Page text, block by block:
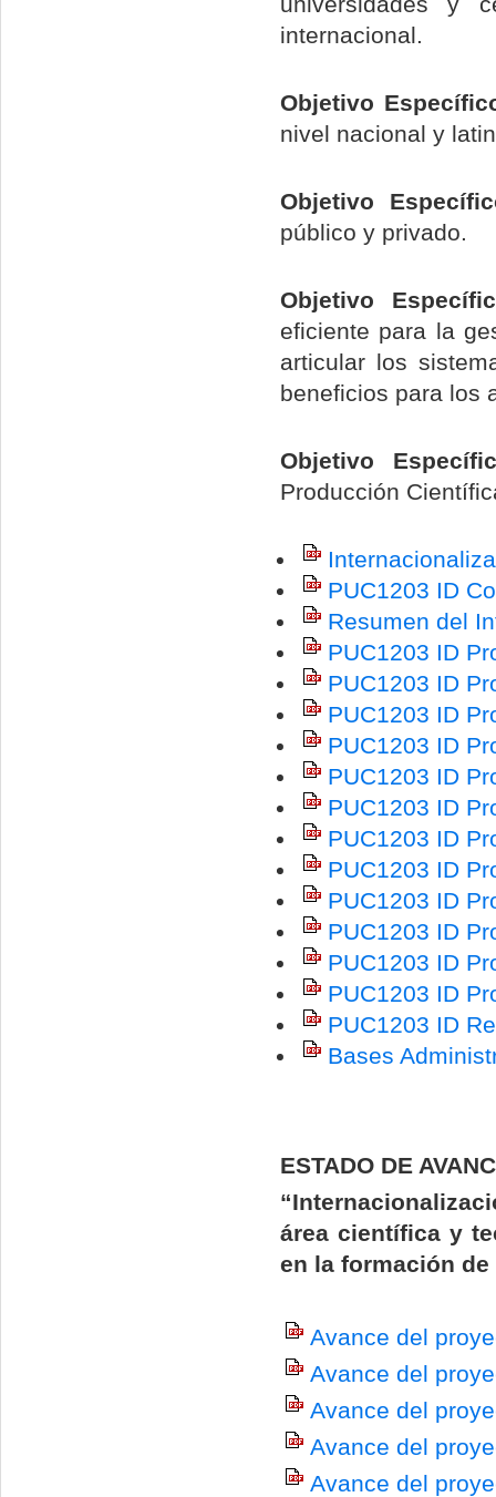
internacional.
Objetivo
nivel nacional y
Objetivo
público y privado.
Objetivo
eficiente para la
articular los
beneficios para los
Objetivo
Producción
PUC1203 ID
Resumen del
PUC1203 ID
PUC1203 ID
PUC1203 ID
PUC1203 ID
PUC1203 ID
PUC1203 ID
PUC1203 ID
PUC1203 ID
PUC1203 ID
PUC1203 ID
PUC1203 ID
PUC1203 ID
PUC1203 ID
Bases
ESTADO DE
área científica y
en la formación
Avance del
Avance del
Avance del
Avance del
Avance del